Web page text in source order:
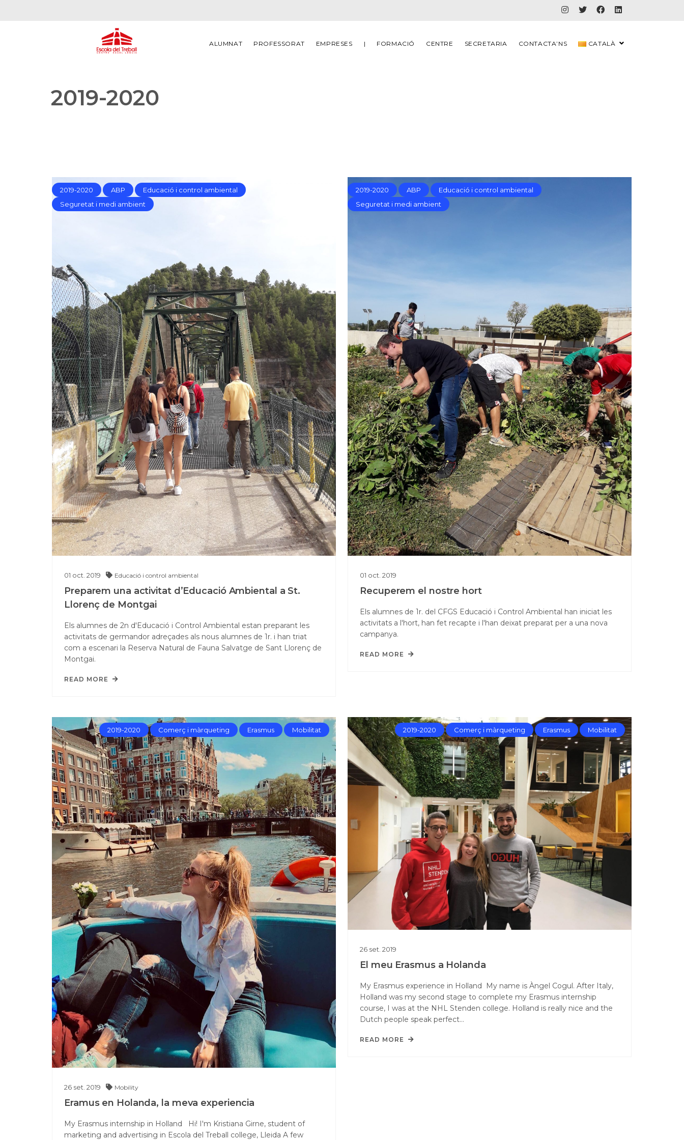
ALUMNAT PROFESSORAT EMPRESES | FORMACIÓ CENTRE SECRETARIA CONTACTA’NS CATALÀ
2019-2020
2019-2020 ABP
Educació i control ambiental
Seguretat i medi ambient
01 oct. 2019 Educació i control ambiental
Preparem una activitat d’Educació Ambiental a St.
Llorenç de Montgai
Els alumnes de 2n d'Educació i Control Ambiental estan preparant les
activitats de germandor adreçades als nous alumnes de 1r. i han triat
com a escenari la Reserva Natural de Fauna Salvatge de Sant Llorenç de
Montgai.
READ MORE
2019-2020 ABP
Educació i control ambiental
Seguretat i medi ambient
01 oct. 2019
Recuperem el nostre hort
Els alumnes de 1r. del CFGS Educació i Control Ambiental han iniciat les
activitats a l'hort, han fet recapte i l'han deixat preparat per a una nova
campanya.
READ MORE
2019-2020 Comerç i màrqueting Erasmus Mobilitat
26 set. 2019 Mobility
Eramus en Holanda, la meva experiencia
My Erasmus internship in Holland Hi! I'm Kristiana Girne, student of
marketing and advertising in Escola del Treball college, Lleida A few
2019-2020 Comerç i màrqueting Erasmus Mobilitat
26 set. 2019
El meu Erasmus a Holanda
My Erasmus experience in Holland My name is Àngel Cogul. After Italy,
Holland was my second stage to complete my Erasmus internship
course, I was at the NHL Stenden college. Holland is really nice and the
Dutch people speak perfect…
READ MORE